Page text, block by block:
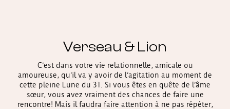
Verseau & Lion
C’est dans votre vie relationnelle, amicale ou
amoureuse, qu’il va y avoir de l’agitation au moment de
cette pleine Lune du 31. Si vous êtes en quête de l’âme
sœur, vous avez vraiment des chances de faire une
rencontre! Mais il faudra faire attention à ne pas répéter,